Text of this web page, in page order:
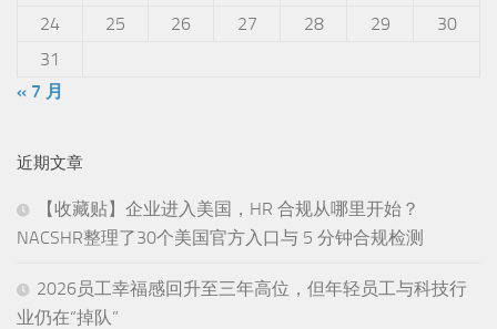
24
25 26 27 28 29
30
31
« 7 月
近期文章
【收藏贴】企业进入美国，HR 合规从哪里开始？
NACSHR整理了30个美国官方入口与 5 分钟合规检测
2026员工幸福感回升至三年高位，但年轻员工与科技行
业仍在“掉队”